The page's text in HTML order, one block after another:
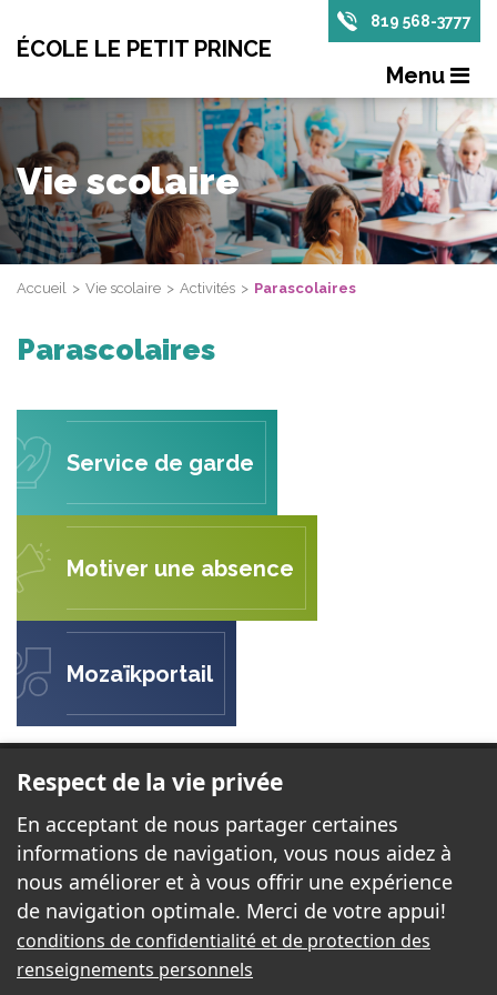
ÉCOLE LE PETIT PRINCE
819 568-3777
Menu
Vie scolaire
Accueil Vie scolaire Activités Parascolaires
Parascolaires
Service de garde
Motiver une absence
Mozaïkportail
ÉCOLE LE PETIT PRINCE
44, rue Juan-Les-Pins
Gatineau, QC J8T 6H2
Téléphone:819 568-3777
Télécopieur:819 568-4441
Respect de la vie privée
En acceptant de nous partager certaines
informations de navigation, vous nous aidez à
nous améliorer et à vous offrir une expérience
de navigation optimale. Merci de votre appui!
conditions de confidentialité et de protection des
renseignements personnels